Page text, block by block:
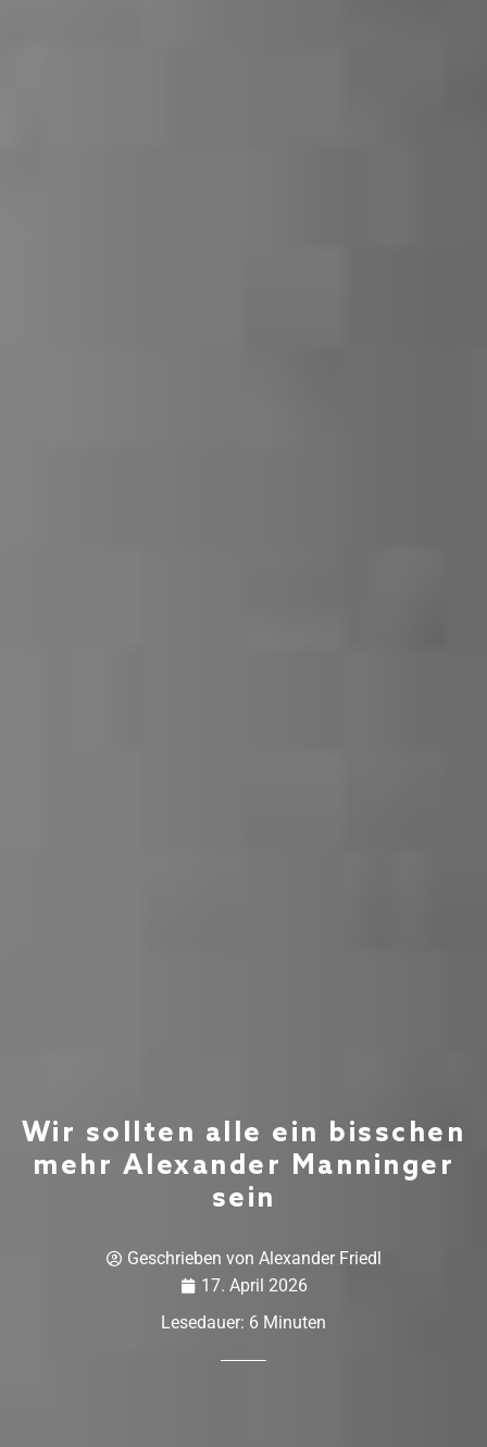
Wir sollten alle ein bisschen
mehr Alexander Manninger
sein
Geschrieben von Alexander Friedl
17. April 2026
Lesedauer: 6 Minuten